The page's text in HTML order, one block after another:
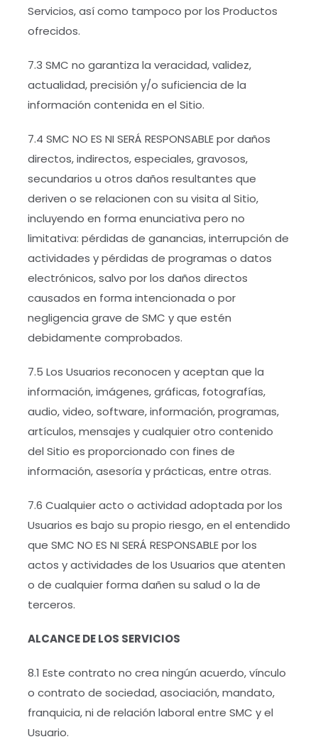
Servicios, así como tampoco por los Productos
ofrecidos.
7.3 SMC no garantiza la veracidad, validez,
actualidad, precisión y/o suficiencia de la
información contenida en el Sitio.
7.4 SMC NO ES NI SERÁ RESPONSABLE por daños
directos, indirectos, especiales, gravosos,
secundarios u otros daños resultantes que
deriven o se relacionen con su visita al Sitio,
incluyendo en forma enunciativa pero no
limitativa: pérdidas de ganancias, interrupción de
actividades y pérdidas de programas o datos
electrónicos, salvo por los daños directos
causados en forma intencionada o por
negligencia grave de SMC y que estén
debidamente comprobados.
7.5 Los Usuarios reconocen y aceptan que la
información, imágenes, gráficas, fotografías,
audio, video, software, información, programas,
artículos, mensajes y cualquier otro contenido
del Sitio es proporcionado con fines de
información, asesoría y prácticas, entre otras.
7.6 Cualquier acto o actividad adoptada por los
Usuarios es bajo su propio riesgo, en el entendido
que SMC NO ES NI SERÁ RESPONSABLE por los
actos y actividades de los Usuarios que atenten
o de cualquier forma dañen su salud o la de
terceros.
ALCANCE DE LOS SERVICIOS
8.1 Este contrato no crea ningún acuerdo, vínculo
o contrato de sociedad, asociación, mandato,
franquicia, ni de relación laboral entre SMC y el
Usuario.